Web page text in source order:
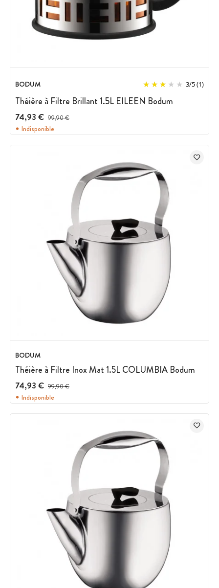
BODUM 3/5(1)
Théière à Filtre Brillant 1.5L EILEEN Bodum
74,93 € Prix avant réduction :
99,90 €
Indisponible
BODUM
Théière à Filtre Inox Mat 1.5L COLUMBIA Bodum
74,93 € Prix avant réduction :
99,90 €
Indisponible